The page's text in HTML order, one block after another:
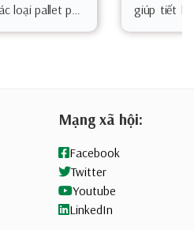
loại pallet phù
trọng. Mỗi
giúp tiết
góp phần
Mạng xã hội:
Facebook
Twitter
Youtube
LinkedIn